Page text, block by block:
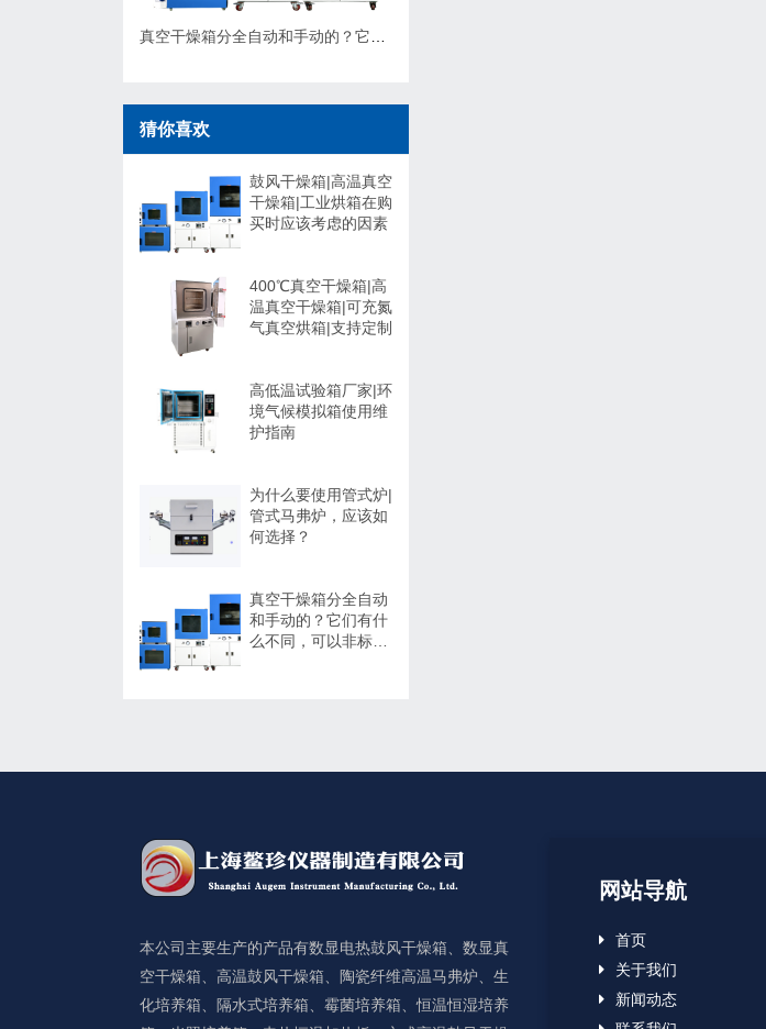
猜你喜欢
鼓风干燥箱|高温真空
干燥箱|工业烘箱在购
买时应该考虑的因素
400℃真空干燥箱|高
温真空干燥箱|可充氮
气真空烘箱|支持定制
高低温试验箱厂家|环
境气候模拟箱使用维
护指南
为什么要使用管式炉|
管式马弗炉，应该如
何选择？
真空干燥箱分全自动
和手动的？它们有什
么不同，可以非标定
本公司主要生产的产品有数显电热鼓风干燥箱、数显真
空干燥箱、高温鼓风干燥箱、陶瓷纤维高温马弗炉、生
化培养箱、隔水式培养箱、霉菌培养箱、恒温恒湿培养
网站导航
首页
关于我们
新闻动态